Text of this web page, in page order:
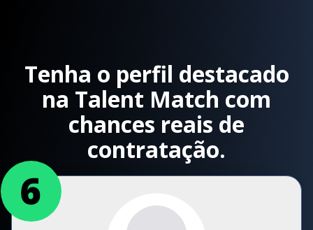
Tenha o perfil destacado
na Talent Match com
chances reais de
contratação.